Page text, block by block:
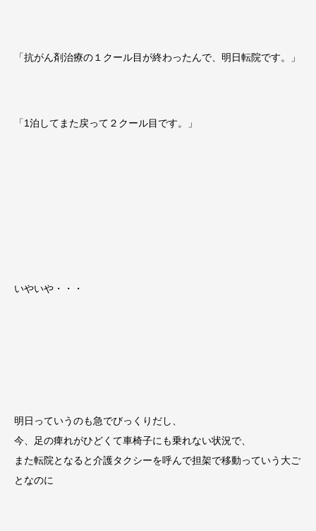
「抗がん剤治療の１クール目が終わったんで、明日転院です。」
「1泊してまた戻って２クール目です。」
いやいや・・・
明日っていうのも急でびっくりだし、
今、足の痺れがひどくて車椅子にも乗れない状況で、
また転院となると介護タクシーを呼んで担架で移動っていう大ご
となのに